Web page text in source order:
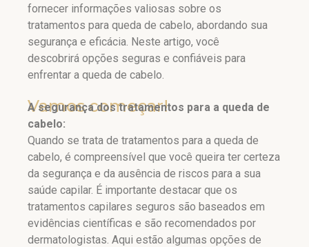
fornecer informações valiosas sobre os
tratamentos para queda de cabelo, abordando sua
segurança e eficácia. Neste artigo, você
descobrirá opções seguras e confiáveis para
enfrentar a queda de cabelo.
Vamos começar!
A segurança dos tratamentos para a queda de
cabelo:
Quando se trata de tratamentos para a queda de
cabelo, é compreensível que você queira ter certeza
da segurança e da ausência de riscos para a sua
saúde capilar. É importante destacar que os
tratamentos capilares seguros são baseados em
evidências científicas e são recomendados por
dermatologistas. Aqui estão algumas opções de